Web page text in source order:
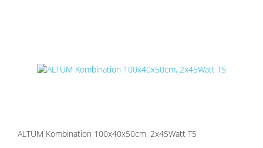
ALTUM Kom­bi­na­ti­on 100x40x50cm, 2x45Watt T5